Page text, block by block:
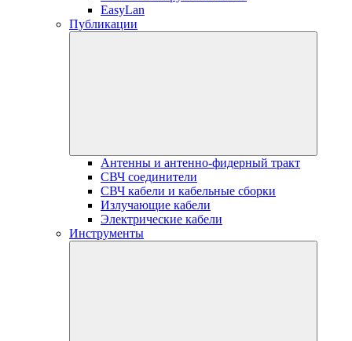
EasyLan
Публикации
Антенны и антенно-фидерный тракт
СВЧ соединители
СВЧ кабели и кабельные сборки
Излучающие кабели
Электрические кабели
Инструменты